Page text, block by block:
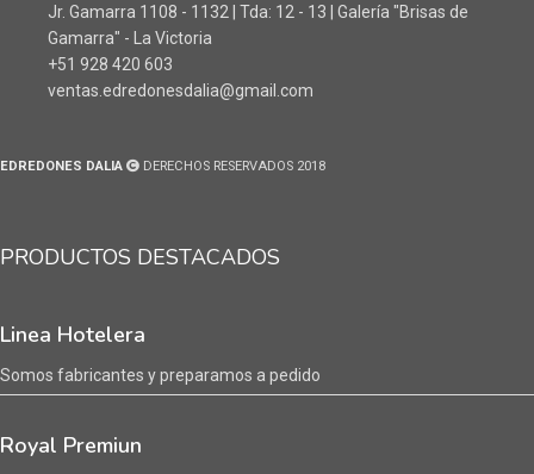
Jr. Gamarra 1108 - 1132 | Tda: 12 - 13 | Galería "Brisas de
Gamarra" - La Victoria
+51 928 420 603
ventas.edredonesdalia@gmail.com
EDREDONES DALIA DERECHOS RESERVADOS 2018
PRODUCTOS DESTACADOS
Linea Hotelera
Somos fabricantes y preparamos a pedido
Royal Premiun